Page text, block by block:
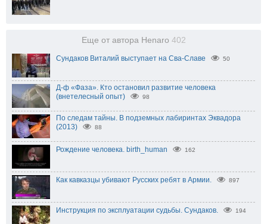
Еще от автора Henaro 402
Сундаков Виталий выступает на Сва-Славе 50
Д-ф «Фаза». Кто остановил развитие человека
(внетелесный опыт)
98
По следам тайны. В подземных лабиринтах Эквадора
(2013)
88
Рождение человека. birth_human 162
Как кавказцы убивают Русских ребят в Армии. 897
Инструкция по эксплуатации судьбы. Сундаков. 194